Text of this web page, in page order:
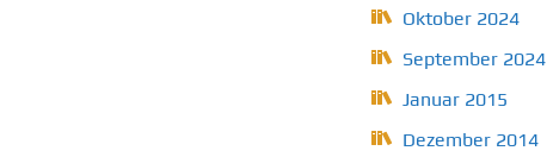
Oktober 2024
September 2024
Januar 2015
Dezember 2014